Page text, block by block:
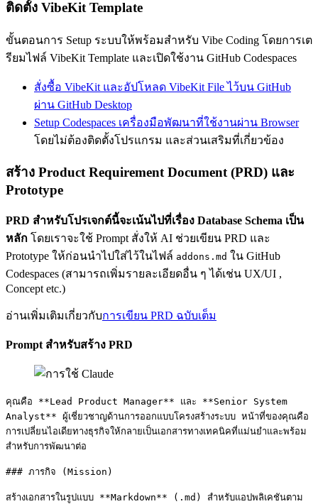
ติดตั้ง VibeKit Template
ขั้นตอนการ Setup ระบบให้พร้อมสำหรับ Vibe Coding โดยการเต
รียมไฟล์ VibeKit Template และเปิดใช้งาน GitHub Codespaces
สั่งซื้อ VibeKit และอัปโหลด VibeKit File ไว้บน GitHub
ผ่าน GitHub Desktop
Setup Codespaces เครื่องมือพัฒนาที่ใช้งานผ่าน Browser
โดยไม่ต้องติดตั้งโปรแกรม และส่วนเสริมที่เกี่ยวข้อง
สร้าง Product Requirement Document (PRD) และ
Prototype
PRD สำหรับโปรเจกต์นี้จะเน้นไปที่เรื่อง Database Schema เป็น
หลัก โดยเราจะใช้ Prompt สั่งให้ AI ช่วยเขียน PRD และ
Prototype ให้ก่อนนำไปใส่ไว้ในไฟล์ addons.md ใน GitHub
Codespaces (สามารถเพิ่มรายละเอียดอื่น ๆ ได้เช่น UX/UI ,
Concept etc.)
อ่านเพิ่มเติมเกี่ยวกับการเขียน PRD ฉบับเต็ม
Prompt สำหรับสร้าง PRD
คุณคือ **Lead Product Manager** และ **Senior System
Analyst** ผู้เชี่ยวชาญด้านการออกแบบโครงสร้างระบบ หน้าที่ของคุณคือ
การเปลี่ยนไอเดียทางธุรกิจให้กลายเป็นเอกสารทางเทคนิคที่แม่นยำและพร้อม
สำหรับการพัฒนาต่อ
### ภารกิจ (Mission)
สร้างเอกสารในรูปแบบ **Markdown** (.md) สำหรับแอปพลิเคชันตาม